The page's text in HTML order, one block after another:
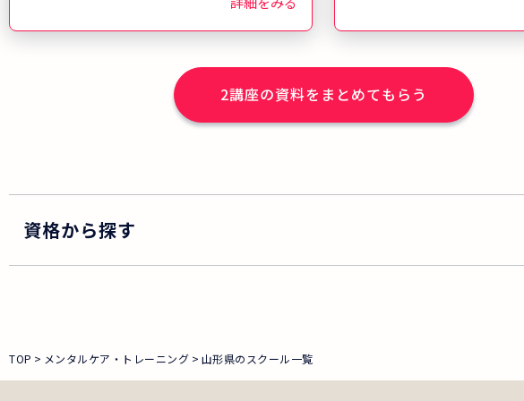
2講座の資料をまとめてもらう
資格から探す
TOP メンタルケア・トレーニング 山形県のスクール一覧